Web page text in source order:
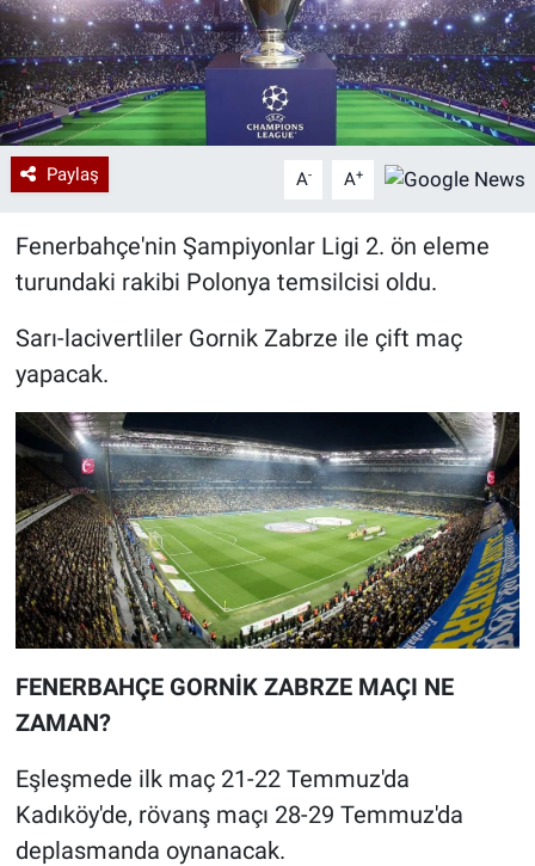
Paylaş A- A+
Fenerbahçe'nin Şampiyonlar Ligi 2. ön eleme
turundaki rakibi Polonya temsilcisi oldu.
Sarı-lacivertliler Gornik Zabrze ile çift maç
yapacak.
FENERBAHÇE GORNİK ZABRZE MAÇI NE
ZAMAN?
Eşleşmede ilk maç 21-22 Temmuz'da
Kadıköy'de, rövanş maçı 28-29 Temmuz'da
deplasmanda oynanacak.
Sağlık
Teknoloji
Ramazan